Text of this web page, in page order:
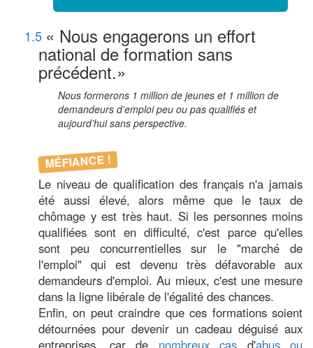
1.5 « Nous engagerons un effort
national de formation sans
précédent.»
Nous formerons 1 million de jeunes et 1 million de
demandeurs d’emploi peu ou pas qualifiés et
aujourd’hui sans perspective.
MÉFIANCE !
Le niveau de qualification des français n'a jamais
été aussi élevé, alors même que le taux de
chômage y est très haut. Si les personnes moins
qualifiées sont en difficulté, c'est parce qu'elles
sont peu concurrentielles sur le "marché de
l'emploi" qui est devenu très défavorable aux
demandeurs d'emploi. Au mieux, c'est une mesure
dans la ligne libérale de l'égalité des chances.
Enfin, on peut craindre que ces formations soient
détournées pour devenir un cadeau déguisé aux